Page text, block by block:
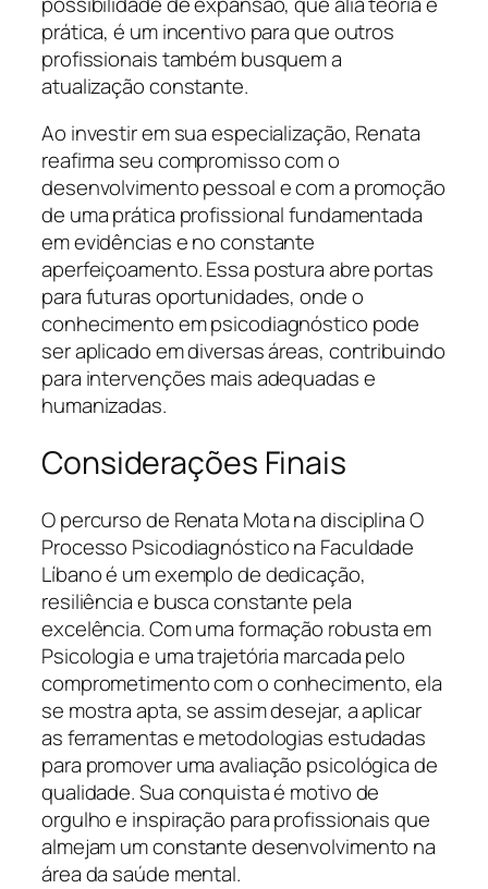
prática, é um incentivo para que outros
profissionais também busquem a
atualização constante.
Ao investir em sua especialização, Renata
reafirma seu compromisso com o
desenvolvimento pessoal e com a promoção
de uma prática profissional fundamentada
em evidências e no constante
aperfeiçoamento. Essa postura abre portas
para futuras oportunidades, onde o
conhecimento em psicodiagnóstico pode
ser aplicado em diversas áreas, contribuindo
para intervenções mais adequadas e
humanizadas.
Considerações Finais
O percurso de Renata Mota na disciplina O
Processo Psicodiagnóstico na Faculdade
Líbano é um exemplo de dedicação,
resiliência e busca constante pela
excelência. Com uma formação robusta em
Psicologia e uma trajetória marcada pelo
comprometimento com o conhecimento, ela
se mostra apta, se assim desejar, a aplicar
as ferramentas e metodologias estudadas
para promover uma avaliação psicológica de
qualidade. Sua conquista é motivo de
orgulho e inspiração para profissionais que
almejam um constante desenvolvimento na
área da saúde mental.